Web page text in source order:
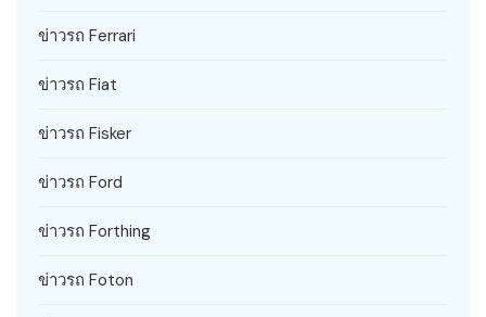
ข่าวรถ Ferrari
ข่าวรถ Fiat
ข่าวรถ Fisker
ข่าวรถ Ford
ข่าวรถ Forthing
ข่าวรถ Foton